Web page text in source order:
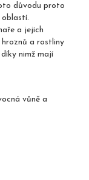
důvodu proto
a jejich
hroznů a rostliny
nimž mají
vůně a